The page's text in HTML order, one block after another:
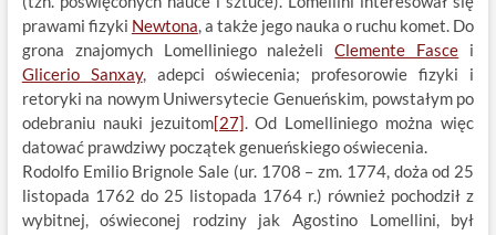
prawami fizyki Newtona, a także jego nauka o ruchu komet. Do
grona znajomych Lomelliniego należeliClemente Fasce i
Glicerio Sanxay, adepci oświecenia; profesorowie fizyki i
retoryki na nowym Uniwersytecie Genueńskim, powstałym po
odebraniu nauki jezuitom[27]. Od Lomelliniego można więc
datować prawdziwy początek genueńskiego oświecenia.
Rodolfo Emilio Brignole Sale (ur. 1708 – zm. 1774, doża od 25
listopada 1762 do 25 listopada 1764 r.) również pochodził z
wybitnej, oświeconej rodziny jak Agostino Lomellini, był